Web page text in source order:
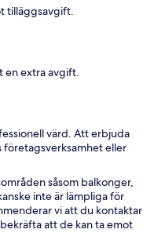
tilläggsavgift.
en extra avgift.
värd. Att erbjuda
eller
såsom balkonger,
inte är lämpliga för
vi att du kontaktar
att de kan ta emot